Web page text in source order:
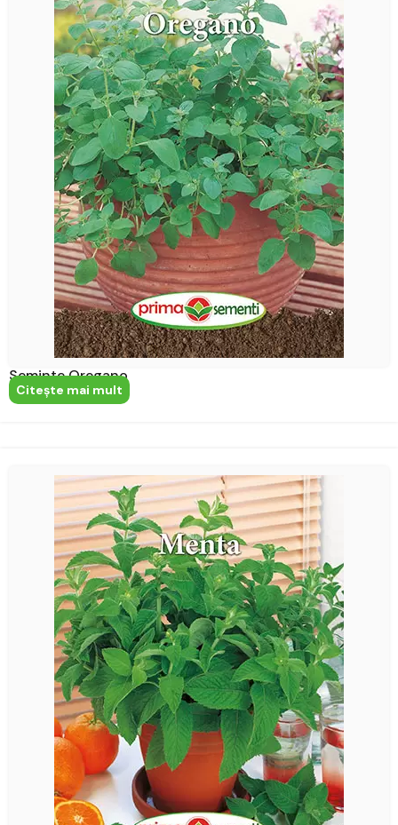
Seminte Oregano
Citeşte mai mult